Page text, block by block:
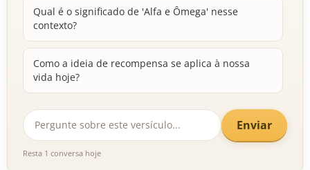
Qual é o significado de 'Alfa e Ômega' nesse
contexto?
Como a ideia de recompensa se aplica à nossa
vida hoje?
Enviar
Resta 1 conversa hoje